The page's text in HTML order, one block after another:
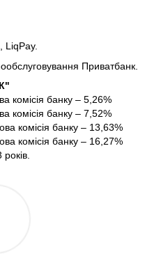
LiqPay.
Приватбанк.
комісія банку – 5,26%
комісія банку – 7,52%
комісія банку – 13,63%
комісія банку – 16,27%